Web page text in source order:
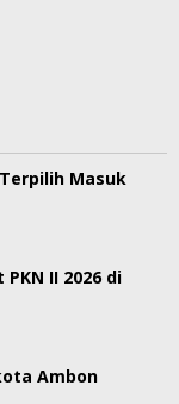
Masuk
II 2026 di
Ambon